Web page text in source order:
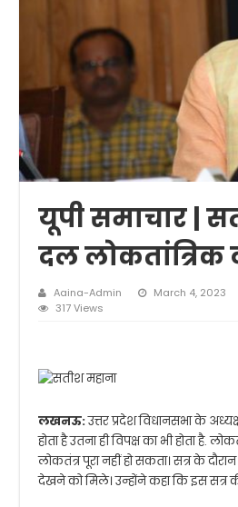
यूपी समाचार |
दल
Aaina-Admin March 4, 2023
317 Views
लखनऊ:उत्तर प्रदेश विधानसभा के
होता है उतना ही विपक्ष का भी होता
लोकतंत्र पूरा नहीं हो सकता। सत्र के
देखने को मिले। उन्होंने कहा कि इस सत्र